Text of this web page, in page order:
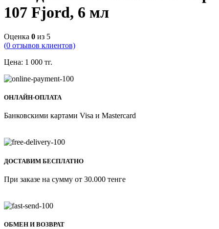
107 Fjord, 6 мл
Оценка 0 из 5
(0 отзывов клиентов)
Цена: 1 000 тг.
ОНЛАЙН-ОПЛАТА
Банковскими картами Visa и Mastercard
ДОСТАВИМ БЕСПЛАТНО
При заказе на сумму от 30.000 тенге
ОБМЕН И ВОЗВРАТ